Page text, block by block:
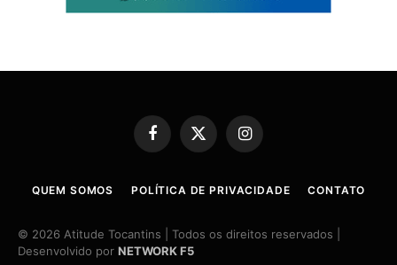
Facebook
X
Instagram
QUEM SOMOS POLÍTICA DE PRIVACIDADE CONTATO
© 2026 Atitude Tocantins | Todos os direitos reservados |
Desenvolvido por NETWORK F5